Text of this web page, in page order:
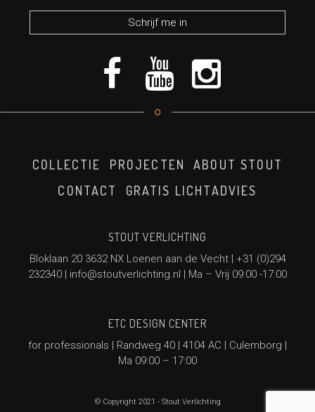
COLLECTIE PROJECTEN
ABOUT STOUT
CONTACT
GRATIS LICHTADVIES
STOUT VERLICHTING
Bloklaan 20 3632 NX Loenen aan de Vecht | +31 (0)294
232340 | info@stoutverlichting.nl | Ma – Vrij 09:00 -17:00
ETC DESIGN CENTER
for professionals | Randweg 40 | 4104 AC | Culemborg |
Ma 09:00 – 17:00
© Copyright 2021 - Stout Verlichting